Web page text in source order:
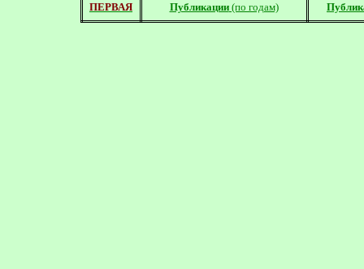
ПЕРВАЯ Публикации(по годам)